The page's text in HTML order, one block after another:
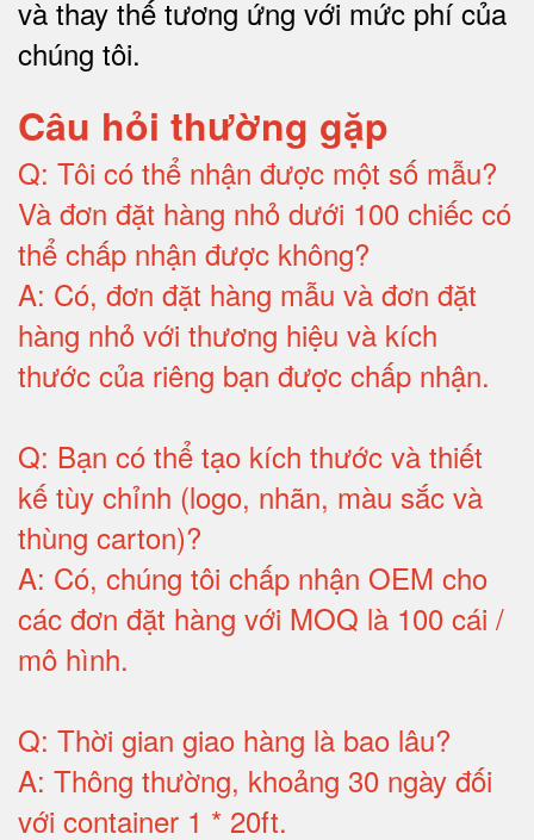
và thay thế tương ứng với mức phí của
chúng tôi.
Câu hỏi thường gặp
Q: Tôi có thể nhận được một số mẫu?
Và đơn đặt hàng nhỏ dưới 100 chiếc có
thể chấp nhận được không?
A: Có, đơn đặt hàng mẫu và đơn đặt
hàng nhỏ với thương hiệu và kích
thước của riêng bạn được chấp nhận.
Q: Bạn có thể tạo kích thước và thiết
kế tùy chỉnh (logo, nhãn, màu sắc và
thùng carton)?
A: Có, chúng tôi chấp nhận OEM cho
các đơn đặt hàng với MOQ là 100 cái /
mô hình.
Q: Thời gian giao hàng là bao lâu?
A: Thông thường, khoảng 30 ngày đối
với container 1 * 20ft.